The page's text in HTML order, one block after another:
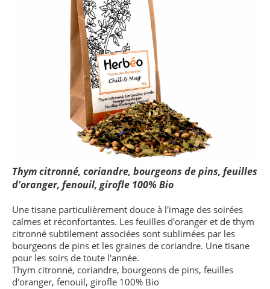
Thym citronné, coriandre, bourgeons de pins, feuilles
d'oranger, fenouil, girofle 100% Bio
Une tisane particulièrement douce à l'image des soirées
calmes et réconfortantes. Les feuilles d'oranger et de thym
citronné subtilement associées sont sublimées par les
bourgeons de pins et les graines de coriandre. Une tisane
pour les soirs de toute l'année.
Thym citronné, coriandre, bourgeons de pins, feuilles
d'oranger, fenouil, girofle 100% Bio